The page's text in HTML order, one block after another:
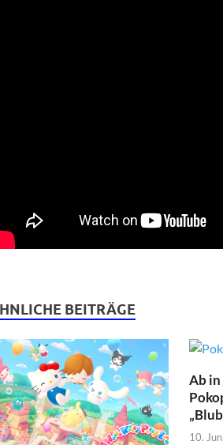
BEITRÄGE
Ab in
10.